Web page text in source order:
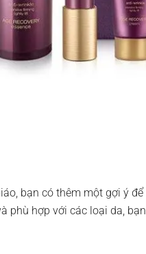
bạn có thêm một gợi ý
phù hợp với các loại da,